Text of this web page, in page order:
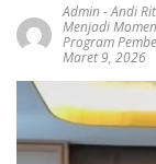
Admin-Andi
Menjadi
Program
Maret 9, 2026